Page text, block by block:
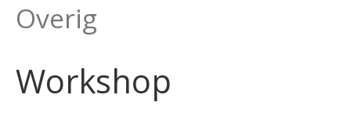
Overig
Workshop